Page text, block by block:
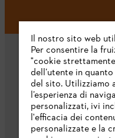
Il nostro sito web
Per consentire la
"cookie
dell’utente in
del sito. Utilizziamo
l’esperienza di
personalizzati, ivi
l'efficacia dei
personalizzate e la